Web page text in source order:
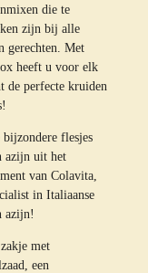
die te
zijn bij alle
gerechten. Met
heeft u voor elk
de perfecte kruiden
flesjes
azijn uit het
van Colavita,
in Italiaanse
azijn!
met
een